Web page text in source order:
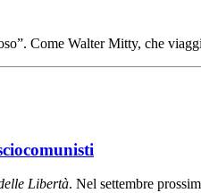
Come Walter Mitty, che
Libertà. Nel settembre